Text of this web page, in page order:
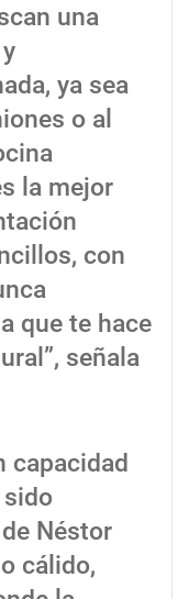
una
ya sea
o al
la mejor
con
que te hace
señala
capacidad
Néstor
cálido,